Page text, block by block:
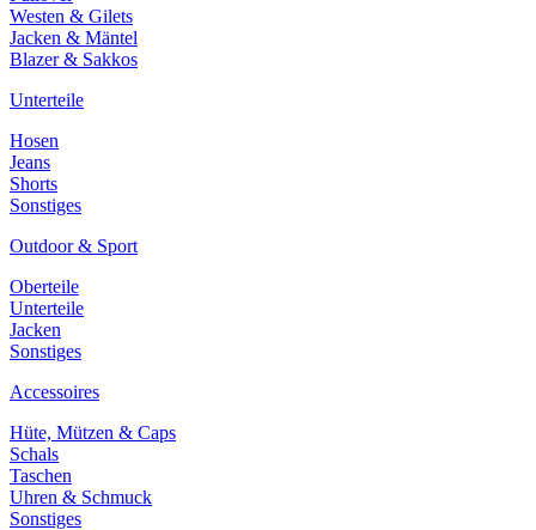
Westen & Gilets
Jacken & Mäntel
Blazer & Sakkos
Unterteile
Hosen
Jeans
Shorts
Sonstiges
Outdoor & Sport
Oberteile
Unterteile
Jacken
Sonstiges
Accessoires
Hüte, Mützen & Caps
Schals
Taschen
Uhren & Schmuck
Sonstiges